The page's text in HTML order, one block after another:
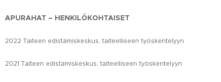
APURAHAT – HENKILÖKOHTAISET
2022 Taiteen edistämiskeskus, taiteelliseen työskentelyyn
2021 Taiteen edistämiskeskus, taiteelliseen työskentelyyn